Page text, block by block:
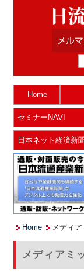
Home
セミナーNAVI
日本ネット経済新
Home メディ
メディアミ